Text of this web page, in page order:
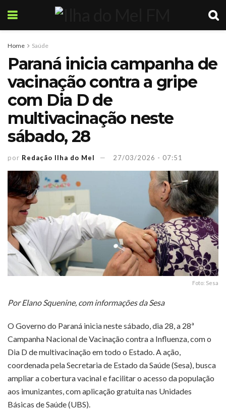
Home Saúde
Paraná inicia campanha de
vacinação contra a gripe
com Dia D de
multivacinação neste
sábado, 28
por Redação Ilha do Mel 27/03/2026 - 07:51
Foto: Sesa
Por Elano Squenine, com informações da Sesa
O Governo do Paraná inicia neste sábado, dia 28, a 28ª
Campanha Nacional de Vacinação contra a Influenza, com o
Dia D de multivacinação em todo o Estado. A ação,
coordenada pela Secretaria de Estado da Saúde (Sesa), busca
ampliar a cobertura vacinal e facilitar o acesso da população
aos imunizantes, com aplicação gratuita nas Unidades
Básicas de Saúde (UBS).